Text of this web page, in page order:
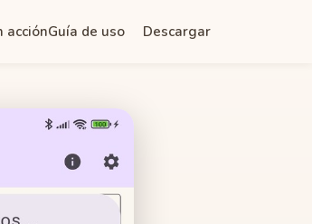
acciónGuía de uso Descargar